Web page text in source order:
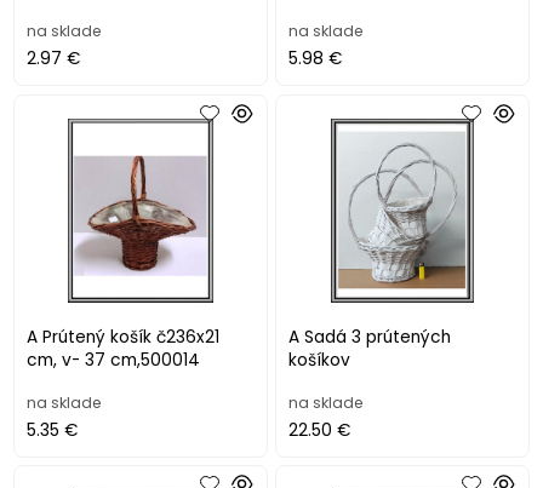
na sklade
2.97 €
na sklade
5.98 €
A Prútený košík č236x21
cm, v- 37 cm,500014
na sklade
5.35 €
A Sadá 3 prútených
košíkov
na sklade
22.50 €